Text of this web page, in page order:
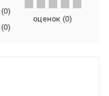
(0)
(0)
оценок (0)